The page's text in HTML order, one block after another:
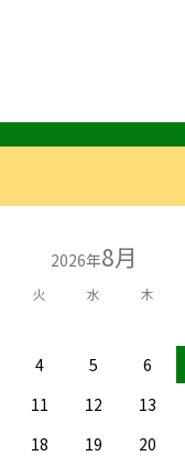
2026年8月
火 水 木
4 5 6
11 12 13
18 19 20